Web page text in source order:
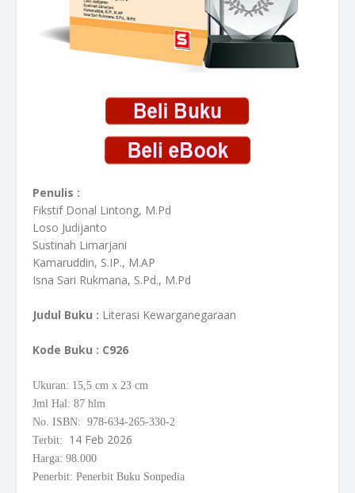
Penulis :
Fikstif Donal Lintong, M.Pd
Loso Judijanto
Sustinah Limarjani
Kamaruddin, S.IP., M.AP
Isna Sari Rukmana, S.Pd., M.Pd
Judul Buku : Literasi Kewarganegaraan
Kode Buku : C926
Ukuran: 15,5 cm x 23 cm
Jml Hal: 87 hlm
No. ISBN: 978-634-265-330-2
Terbit: 14 Feb 2026
Harga: 98.000
Penerbit: Penerbit Buku Sonpedia